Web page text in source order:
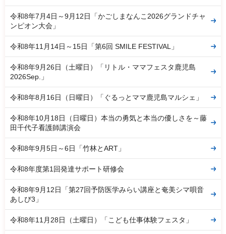
令和8年7月4日～9月12日「かごしまなんこ2026グランドチャ
ンピオン大会」
令和8年11月14日～15日「第6回 SMILE FESTIVAL」
令和8年9月26日（土曜日）「リトル・ママフェスタ鹿児島
2026Sep.」
令和8年8月16日（日曜日）「ぐるっとママ鹿児島マルシェ」
令和8年10月18日（日曜日）本当の勇気と本当の優しさを～藤
田千代子看護師講演会
令和8年9月5日～6日「竹林とART」
令和8年度第1回発達サポート研修会
令和8年9月12日「第27回予防医学みらい講座と奄美シマ唄音
あしび3」
令和8年11月28日（土曜日）「こども仕事体験フェスタ」